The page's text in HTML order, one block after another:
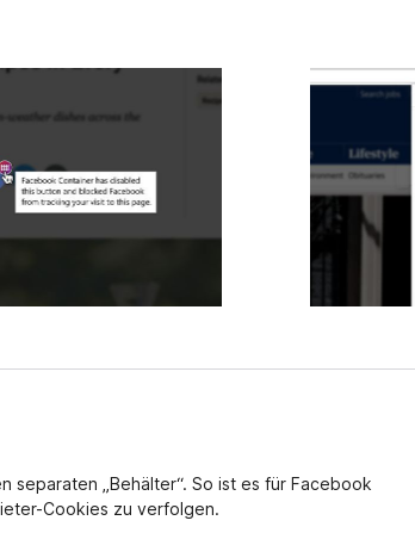
„Behälter“. So ist es für Facebook
Cookies zu verfolgen.